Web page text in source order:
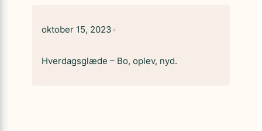
oktober 15, 2023•
Hverdagsglæde – Bo, oplev, nyd.